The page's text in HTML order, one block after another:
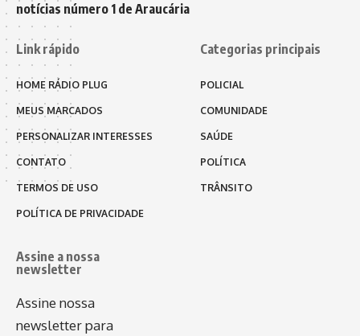
notícias número 1 de Araucária
Link rápido
HOME RÁDIO PLUG
MEUS MARCADOS
PERSONALIZAR INTERESSES
CONTATO
TERMOS DE USO
POLÍTICA DE PRIVACIDADE
Categorias principais
POLICIAL
COMUNIDADE
SAÚDE
POLÍTICA
TRÂNSITO
Assine a nossa
newsletter
Assine nossa
newsletter para